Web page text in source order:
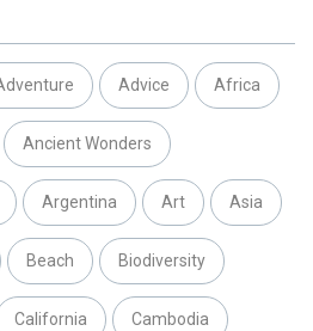
Advice Africa
Ancient Wonders
Argentina Art Asia
Beach Biodiversity
California Cambodia